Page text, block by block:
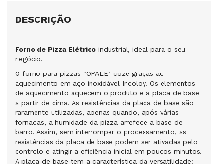
DESCRIÇÃO
Forno de Pizza Elétrico industrial, ideal para o seu
negócio.
O forno para pizzas "OPALE" coze graças ao
aquecimento em aço inoxidável Incoloy. Os elementos
de aquecimento aquecem o produto e a placa de base
a partir de cima. As resistências da placa de base são
raramente utilizadas, apenas quando, após várias
fornadas, a humidade da pizza arrefece a base de
barro. Assim, sem interromper o processamento, as
resistências da placa de base podem ser ativadas pelo
controlo e atingir a eficiência inicial em poucos minutos.
A placa de base tem a característica da versatilidade: